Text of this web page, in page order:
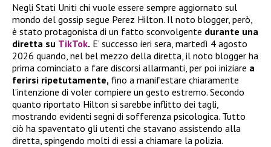
Negli Stati Uniti chi vuole essere sempre aggiornato sul
mondo del gossip segue Perez Hilton. Il noto blogger, però,
è stato protagonista di un fatto sconvolgente durante una
diretta su TikTok. E’ successo ieri sera, martedì 4 agosto
2026 quando, nel bel mezzo della diretta, il noto blogger ha
prima cominciato a fare discorsi allarmanti, per poi iniziare a
ferirsi ripetutamente, fino a manifestare chiaramente
l’intenzione di voler compiere un gesto estremo. Secondo
quanto riportato Hilton si sarebbe inflitto dei tagli,
mostrando evidenti segni di sofferenza psicologica. Tutto
ciò ha spaventato gli utenti che stavano assistendo alla
diretta, spingendo molti di essi a chiamare la polizia.